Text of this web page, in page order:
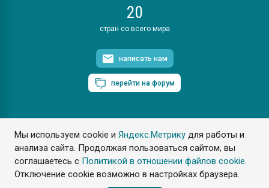
Мы используем cookie иЯндекс.Метрику для работы и
анализа сайта. Продолжая пользоваться сайтом, вы
соглашаетесь с Политикой в отношении файлов cookie.
Отключение cookie возможно в настройках браузера.
20
стран со всего мира
написать нам
перейти на форум
ПластЭксперт © 2006. Все права защищены
Разрешается копирование материалов сайта с обязательной
ссылкой на www.e-plastic.ru
Разработка сайта